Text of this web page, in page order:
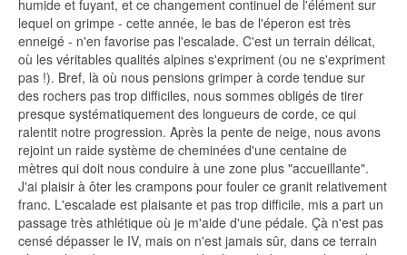
humide et fuyant, et ce changement continuel de l'élément sur
lequel on grimpe - cette année, le bas de l'éperon est très
enneigé - n'en favorise pas l'escalade. C'est un terrain délicat,
où les véritables qualités alpines s'expriment (ou ne s'expriment
pas !). Bref, là où nous pensions grimper à corde tendue sur
des rochers pas trop difficiles, nous sommes obligés de tirer
presque systématiquement des longueurs de corde, ce qui
ralentit notre progression. Après la pente de neige, nous avons
rejoint un raide système de cheminées d'une centaine de
mètres qui doit nous conduire à une zone plus "accueillante".
J'ai plaisir à ôter les crampons pour fouler ce granit relativement
franc. L'escalade est plaisante et pas trop difficile, mis a part un
passage très athlétique où je m'aide d'une pédale. Çà n'est pas
censé dépasser le IV, mais on n'est jamais sûr, dans ce terrain